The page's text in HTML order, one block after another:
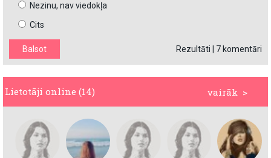
Nezinu, nav viedokļa
Cits
Rezultāti 7 komentāri
vairāk >
Lietotāji online (14)